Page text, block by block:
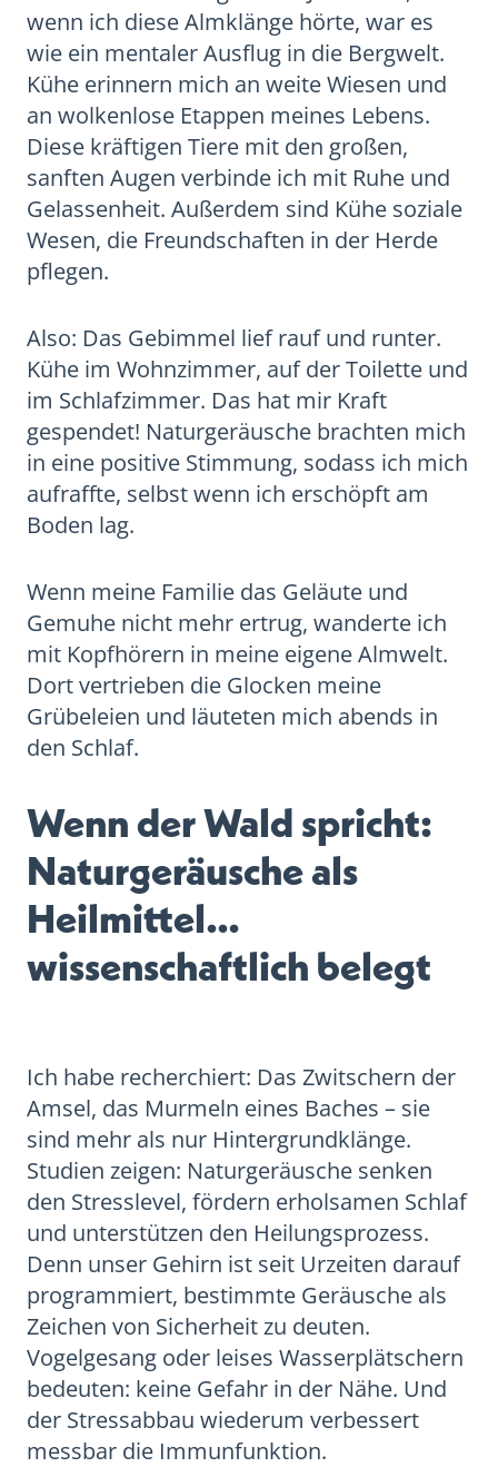
wenn ich diese Almklänge hörte, war es
wie ein mentaler Ausflug in die Bergwelt.
Kühe erinnern mich an weite Wiesen und
an wolkenlose Etappen meines Lebens.
Diese kräftigen Tiere mit den großen,
sanften Augen verbinde ich mit Ruhe und
Gelassenheit. Außerdem sind Kühe soziale
Wesen, die Freundschaften in der Herde
pflegen.
Also: Das Gebimmel lief rauf und runter.
Kühe im Wohnzimmer, auf der Toilette und
im Schlafzimmer. Das hat mir Kraft
gespendet! Naturgeräusche brachten mich
in eine positive Stimmung, sodass ich mich
aufraffte, selbst wenn ich erschöpft am
Boden lag.
Wenn meine Familie das Geläute und
Gemuhe nicht mehr ertrug, wanderte ich
mit Kopfhörern in meine eigene Almwelt.
Dort vertrieben die Glocken meine
Grübeleien und läuteten mich abends in
den Schlaf.
Wenn der Wald spricht:
Naturgeräusche als
Heilmittel…
wissenschaftlich belegt
Ich habe recherchiert: Das Zwitschern der
Amsel, das Murmeln eines Baches – sie
sind mehr als nur Hintergrundklänge.
Studien zeigen: Naturgeräusche senken
den Stresslevel, fördern erholsamen Schlaf
und unterstützen den Heilungsprozess.
Denn unser Gehirn ist seit Urzeiten darauf
programmiert, bestimmte Geräusche als
Zeichen von Sicherheit zu deuten.
Vogelgesang oder leises Wasserplätschern
bedeuten: keine Gefahr in der Nähe. Und
der Stressabbau wiederum verbessert
messbar die Immunfunktion.